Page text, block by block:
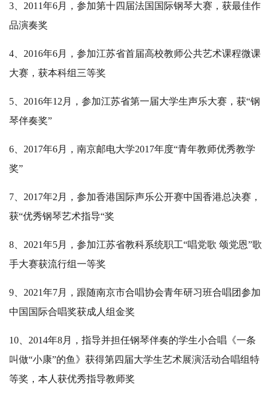
3、2011年6月，参加第十四届法国国际钢琴大赛，获最佳作
品演奏奖
4、2016年6月，参加江苏省首届高校教师公共艺术课程微课
大赛，获本科组三等奖
5、2016年12月，参加江苏省第一届大学生声乐大赛，获“钢
琴伴奏奖”
6、2017年6月，南京邮电大学2017年度“青年教师优秀教学
奖”
7、2017年2月，参加香港国际声乐公开赛中国香港总决赛，
获“优秀钢琴艺术指导“奖
8、2021年5月，参加江苏省教科系统职工“唱党歌 颂党恩”歌
手大赛获流行组一等奖
9、2021年7月，跟随南京市合唱协会青年研习班合唱团参加
中国国际合唱奖获成人组金奖
10、2014年8月，指导并担任钢琴伴奏的学生小合唱《一条
叫做“小康”的鱼》获得第四届大学生艺术展演活动合唱组特
等奖，本人获优秀指导教师奖